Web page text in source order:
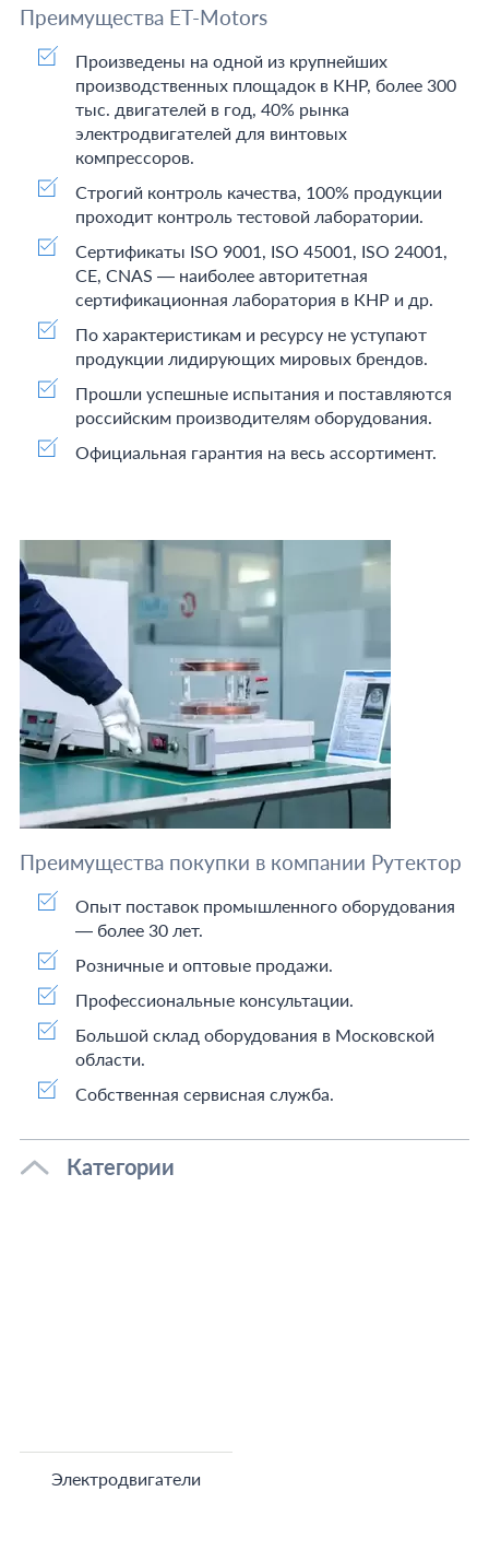
Преимущества ET-Motors
Произведены на одной из крупнейших
производственных площадок в КНР, более 300
тыс. двигателей в год, 40% рынка
электродвигателей для винтовых
компрессоров.
Строгий контроль качества, 100% продукции
проходит контроль тестовой лаборатории.
Сертификаты ISO 9001, ISO 45001, ISO 24001,
CE, CNAS — наиболее авторитетная
сертификационная лаборатория в КНР и др.
По характеристикам и ресурсу не уступают
продукции лидирующих мировых брендов.
Прошли успешные испытания и поставляются
российским производителям оборудования.
Официальная гарантия на весь ассортимент.
Преимущества покупки в компании Рутектор
Опыт поставок промышленного оборудования
— более 30 лет.
Розничные и оптовые продажи.
Профессиональные консультации.
Большой склад оборудования в Московской
области.
Собственная сервисная служба.
Категории
Электродвигатели